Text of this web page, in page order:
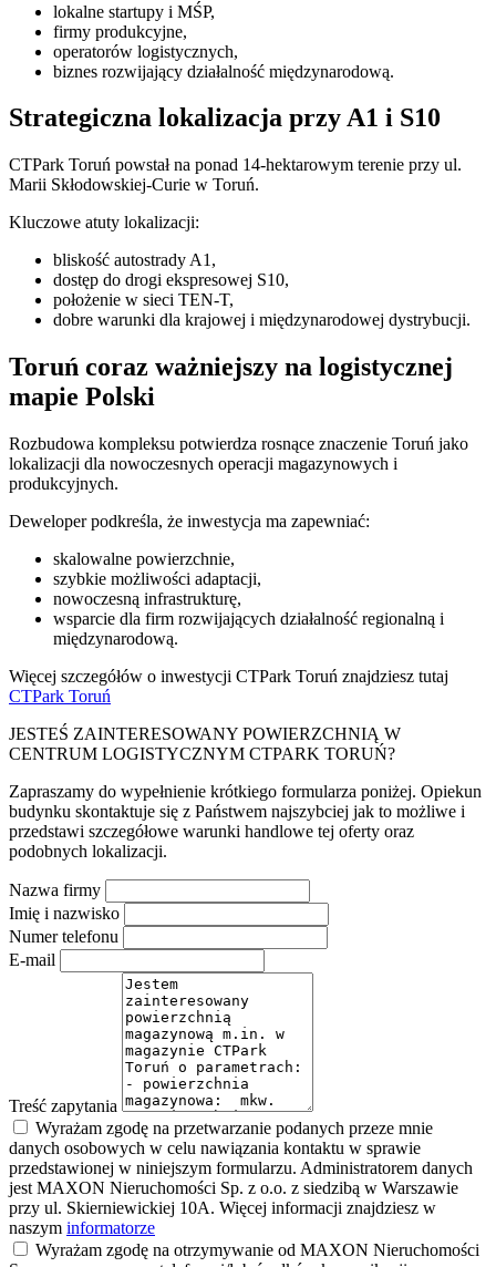
lokalne startupy i MŚP,
firmy produkcyjne,
operatorów logistycznych,
biznes rozwijający działalność międzynarodową.
Strategiczna lokalizacja przy A1 i S10
CTPark Toruń powstał na ponad 14-hektarowym terenie przy ul.
Marii Skłodowskiej-Curie w Toruń.
Kluczowe atuty lokalizacji:
bliskość autostrady A1,
dostęp do drogi ekspresowej S10,
położenie w sieci TEN-T,
dobre warunki dla krajowej i międzynarodowej dystrybucji.
Toruń coraz ważniejszy na logistycznej
mapie Polski
Rozbudowa kompleksu potwierdza rosnące znaczenie Toruń jako
lokalizacji dla nowoczesnych operacji magazynowych i
produkcyjnych.
Deweloper podkreśla, że inwestycja ma zapewniać:
skalowalne powierzchnie,
szybkie możliwości adaptacji,
nowoczesną infrastrukturę,
wsparcie dla firm rozwijających działalność regionalną i
międzynarodową.
Więcej szczegółów o inwestycji CTPark Toruń znajdziesz tutaj
CTPark Toruń
JESTEŚ ZAINTERESOWANY POWIERZCHNIĄ W
CENTRUM LOGISTYCZNYM CTPARK TORUŃ?
Zapraszamy do wypełnienie krótkiego formularza poniżej. Opiekun
budynku skontaktuje się z Państwem najszybciej jak to możliwe i
przedstawi szczegółowe warunki handlowe tej oferty oraz
podobnych lokalizacji.
Nazwa firmy
Imię i nazwisko
Numer telefonu
E-mail
Treść zapytania
Wyrażam zgodę na przetwarzanie podanych przeze mnie
danych osobowych w celu nawiązania kontaktu w sprawie
przedstawionej w niniejszym formularzu. Administratorem danych
jest MAXON Nieruchomości Sp. z o.o. z siedzibą w Warszawie
przy ul. Skierniewickiej 10A. Więcej informacji znajdziesz w
naszym informatorze
Wyrażam zgodę na otrzymywanie od MAXON Nieruchomości